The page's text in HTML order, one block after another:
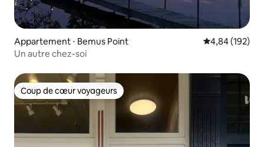
Appartement ⋅ Bemus Point Évaluation
4,84 (192)
Un autre chez-soi
Coup de cœur voyageurs
Coup de cœur voyageurs